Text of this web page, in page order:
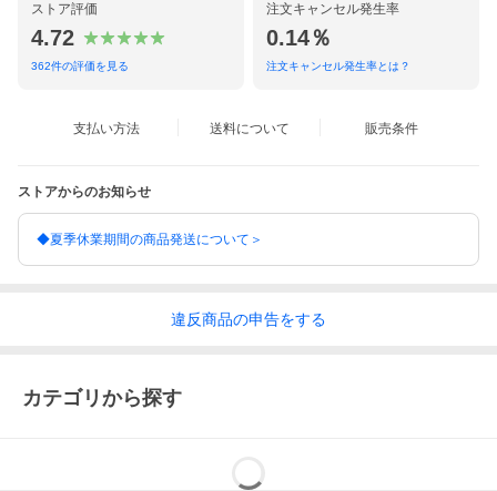
玄関でサッと使えてそのまま収納！
ストア評価
4.72
362件の評価を見る
注文キャンセル発生率
0.14％
注文キャンセル発生率とは？
支払い方法 送料について 販売条件
ストアからのお知らせ
◆夏季休業期間の商品発送について＞
違反商品の申告をする
カテゴリから探す